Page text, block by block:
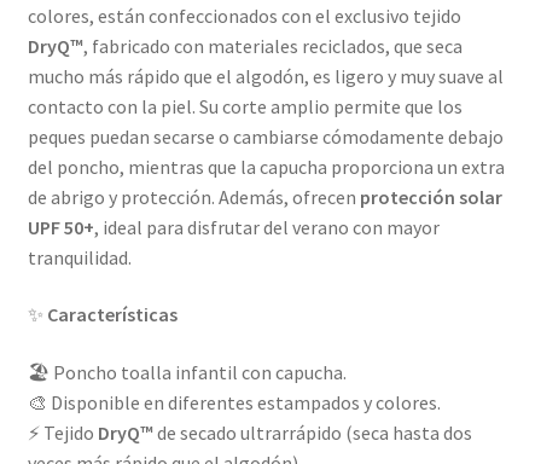
colores, están confeccionados con el exclusivo tejido
DryQ™, fabricado con materiales reciclados, que seca
mucho más rápido que el algodón, es ligero y muy suave al
contacto con la piel. Su corte amplio permite que los
peques puedan secarse o cambiarse cómodamente debajo
del poncho, mientras que la capucha proporciona un extra
de abrigo y protección. Además, ofrecen protección solar
UPF 50+, ideal para disfrutar del verano con mayor
tranquilidad.
✨ Características
🏖️ Poncho toalla infantil con capucha.
🎨 Disponible en diferentes estampados y colores.
⚡ Tejido DryQ™ de secado ultrarrápido (seca hasta dos